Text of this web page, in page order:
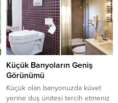
dekore edilmiş bir banyo
herkesin hayalini süsler. Gelin
sizler için bir araya getirdiğimiz
dekorasyon önerilerine bir göz
atalım. Banyo...
Küçük Banyoların Geniş
Görünümü
Küçük olan banyonuzda küvet
yerine duş ünitesi tercih etmeniz